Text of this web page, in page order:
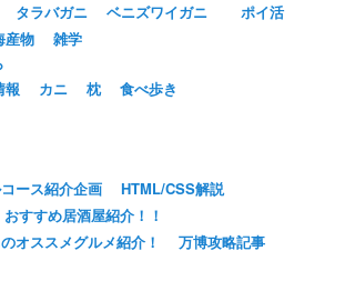
タラバガニ ベニズワイガニ
ポイ活
産物
雑学
報 カニ 枕
食べ歩き
ース紹介企画
HTML/CSS解説
おすすめ居酒屋紹介！！
オススメグルメ紹介！
万博攻略記事